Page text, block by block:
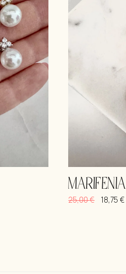
MARIFENIA
25,00€ 18,75€